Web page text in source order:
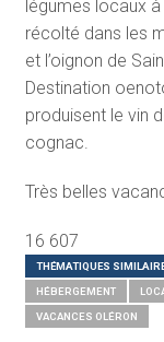
légumes locaux
récolté dans les
et l’oignon de
Destination
produisent le vin
cognac.
Très belles
16 607
THÉMATIQUES
HÉBERGEMENT
VACANCES OLÉRON